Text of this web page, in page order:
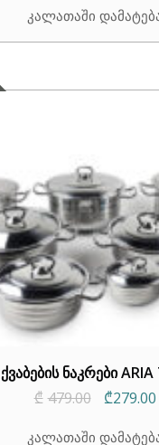
was:
კალათაში
ქვაბების ნაკრები ARIA
₾ 479.00
Original
₾279.00
კალათაში